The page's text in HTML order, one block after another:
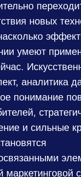
новых
умеют
аналитика
понимание
и сильные
маркетинговой